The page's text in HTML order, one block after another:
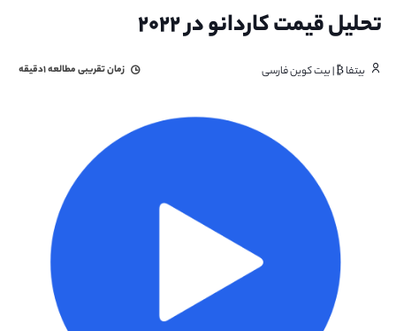
تحلیل قیمت کاردانو در ۲۰۲۲
بیتفا ₿ | بیت کوین فارسی زمان تقریبی مطالعه۱دقیقه